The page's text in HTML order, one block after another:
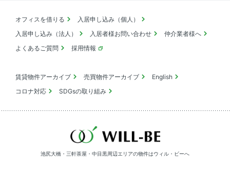
オフィスを借りる
入居申し込み（個人）
入居申し込み（法人）
入居者様お問い合わせ
仲介業者様へ
よくあるご質問
採用情報
賃貸物件アーカイブ 売買物件アーカイブ
English
コロナ対応
SDGsの取り組み
池尻大橋・三軒茶屋・中目黒周辺エリアの物件はウィル・ビーへ